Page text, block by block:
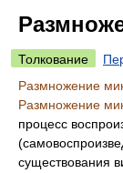
Толкование
Размножение
Размножение
процесс
существования